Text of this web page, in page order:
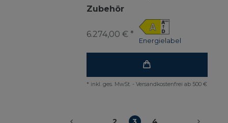
Zubehör
Energielabel
6.274,00 € *
* inkl. ges. MwSt. - Versandkostenfrei ab 500 €